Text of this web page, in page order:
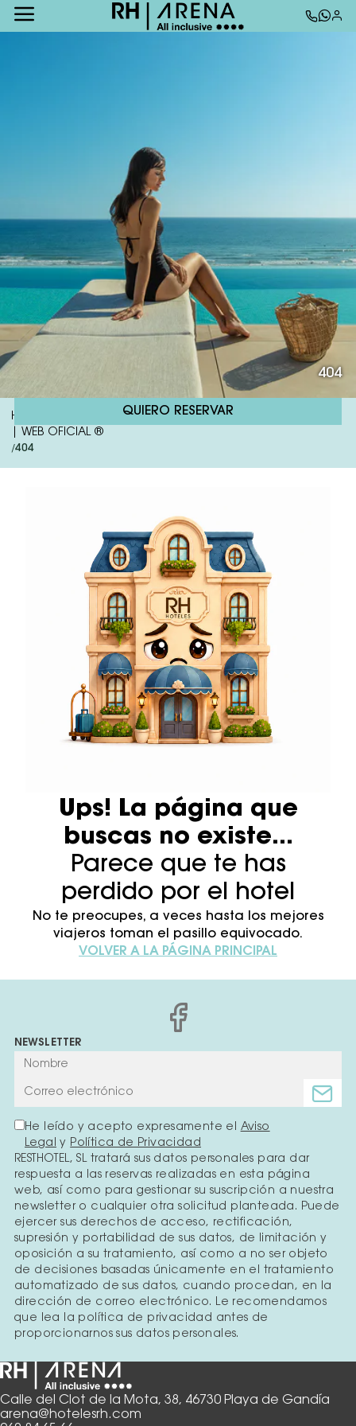
404
QUIERO RESERVAR
Hotel RH Arena | Hotel 4 Estrellas Todo Incluído En Gandía
| WEB OFICIAL ®
/404
Ups! La página que
buscas no existe...
Parece que te has
perdido por el hotel
No te preocupes, a veces hasta los mejores
viajeros toman el pasillo equivocado.
VOLVER A LA PÁGINA PRINCIPAL
Calle del Clot de la Mota, 38, 46730 Playa de Gandía
arena@hotelesrh.com
NEWSLETTER
He leído y acepto expresamente el Aviso
Legal y Política de Privacidad
RESTHOTEL, SL tratará sus datos personales para dar
respuesta a las reservas realizadas en esta página
web, así como para gestionar su suscripción a nuestra
newsletter o cualquier otra solicitud planteada. Puede
ejercer sus derechos de acceso, rectificación,
supresión y portabilidad de sus datos, de limitación y
oposición a su tratamiento, así como a no ser objeto
de decisiones basadas únicamente en el tratamiento
automatizado de sus datos, cuando procedan, en la
dirección de correo electrónico. Le recomendamos
que lea la política de privacidad antes de
proporcionarnos sus datos personales.